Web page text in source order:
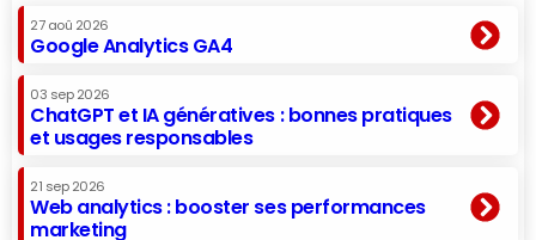
27 aoû 2026
Google Analytics GA4
03 sep 2026
ChatGPT et IA génératives : bonnes pratiques
et usages responsables
21 sep 2026
Web analytics : booster ses performances
marketing